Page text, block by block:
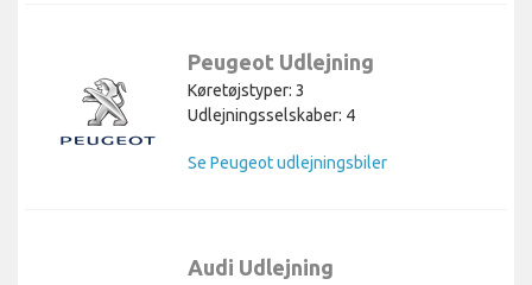
Peugeot Udlejning
Køretøjstyper: 3
Udlejningsselskaber: 4
Se Peugeot udlejningsbiler
Audi Udlejning